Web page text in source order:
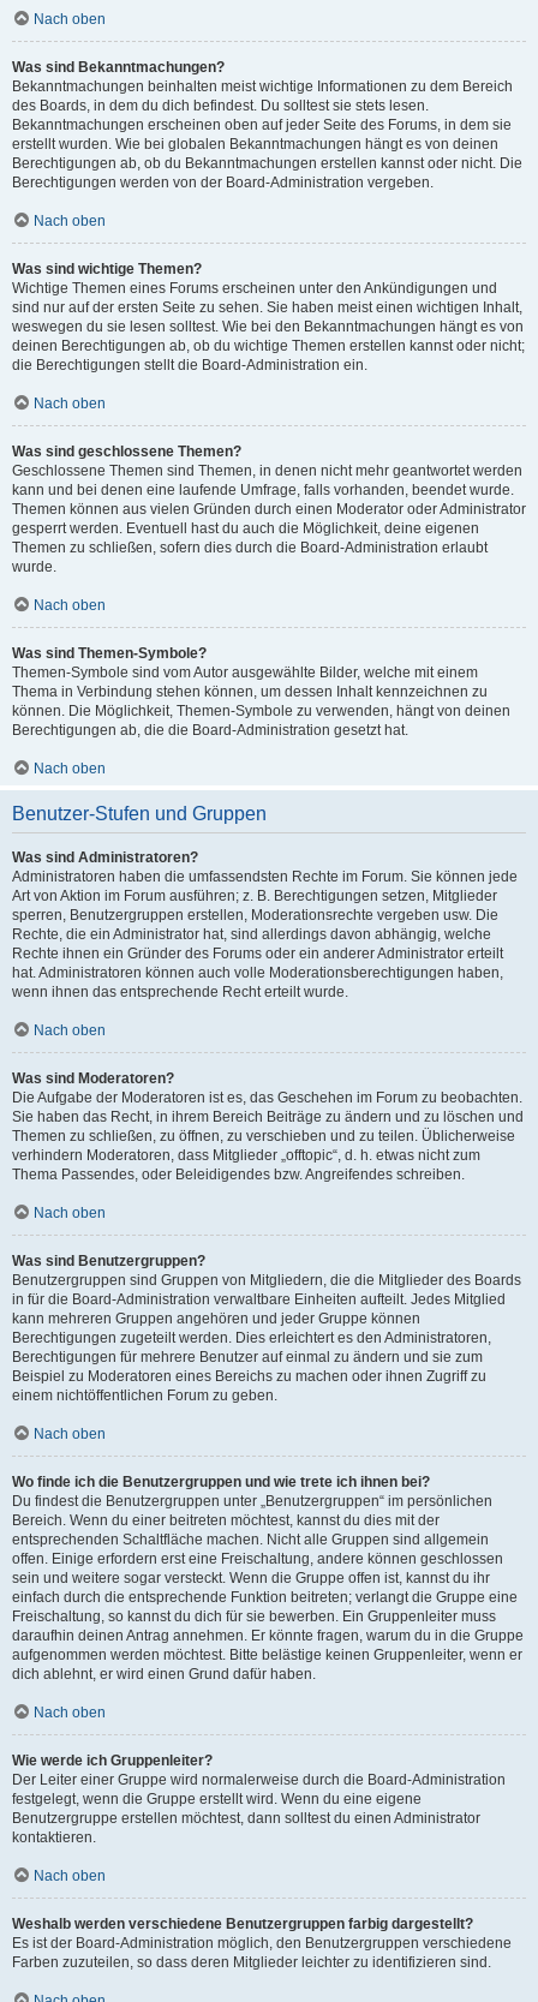
Nach oben
Was sind Bekanntmachungen?
Bekanntmachungen beinhalten meist wichtige Informationen zu dem Bereich
des Boards, in dem du dich befindest. Du solltest sie stets lesen.
Bekanntmachungen erscheinen oben auf jeder Seite des Forums, in dem sie
erstellt wurden. Wie bei globalen Bekanntmachungen hängt es von deinen
Berechtigungen ab, ob du Bekanntmachungen erstellen kannst oder nicht. Die
Berechtigungen werden von der Board-Administration vergeben.
Nach oben
Was sind wichtige Themen?
Wichtige Themen eines Forums erscheinen unter den Ankündigungen und
sind nur auf der ersten Seite zu sehen. Sie haben meist einen wichtigen Inhalt,
weswegen du sie lesen solltest. Wie bei den Bekanntmachungen hängt es von
deinen Berechtigungen ab, ob du wichtige Themen erstellen kannst oder nicht;
die Berechtigungen stellt die Board-Administration ein.
Nach oben
Was sind geschlossene Themen?
Geschlossene Themen sind Themen, in denen nicht mehr geantwortet werden
kann und bei denen eine laufende Umfrage, falls vorhanden, beendet wurde.
Themen können aus vielen Gründen durch einen Moderator oder Administrator
gesperrt werden. Eventuell hast du auch die Möglichkeit, deine eigenen
Themen zu schließen, sofern dies durch die Board-Administration erlaubt
wurde.
Nach oben
Was sind Themen-Symbole?
Themen-Symbole sind vom Autor ausgewählte Bilder, welche mit einem
Thema in Verbindung stehen können, um dessen Inhalt kennzeichnen zu
können. Die Möglichkeit, Themen-Symbole zu verwenden, hängt von deinen
Berechtigungen ab, die die Board-Administration gesetzt hat.
Nach oben
Benutzer-Stufen und Gruppen
Was sind Administratoren?
Administratoren haben die umfassendsten Rechte im Forum. Sie können jede
Art von Aktion im Forum ausführen; z. B. Berechtigungen setzen, Mitglieder
sperren, Benutzergruppen erstellen, Moderationsrechte vergeben usw. Die
Rechte, die ein Administrator hat, sind allerdings davon abhängig, welche
Rechte ihnen ein Gründer des Forums oder ein anderer Administrator erteilt
hat. Administratoren können auch volle Moderationsberechtigungen haben,
wenn ihnen das entsprechende Recht erteilt wurde.
Nach oben
Was sind Moderatoren?
Die Aufgabe der Moderatoren ist es, das Geschehen im Forum zu beobachten.
Sie haben das Recht, in ihrem Bereich Beiträge zu ändern und zu löschen und
Themen zu schließen, zu öffnen, zu verschieben und zu teilen. Üblicherweise
verhindern Moderatoren, dass Mitglieder „offtopic“, d. h. etwas nicht zum
Thema Passendes, oder Beleidigendes bzw. Angreifendes schreiben.
Nach oben
Was sind Benutzergruppen?
Benutzergruppen sind Gruppen von Mitgliedern, die die Mitglieder des Boards
in für die Board-Administration verwaltbare Einheiten aufteilt. Jedes Mitglied
kann mehreren Gruppen angehören und jeder Gruppe können
Berechtigungen zugeteilt werden. Dies erleichtert es den Administratoren,
Berechtigungen für mehrere Benutzer auf einmal zu ändern und sie zum
Beispiel zu Moderatoren eines Bereichs zu machen oder ihnen Zugriff zu
einem nichtöffentlichen Forum zu geben.
Nach oben
Wo finde ich die Benutzergruppen und wie trete ich ihnen bei?
Du findest die Benutzergruppen unter „Benutzergruppen“ im persönlichen
Bereich. Wenn du einer beitreten möchtest, kannst du dies mit der
entsprechenden Schaltfläche machen. Nicht alle Gruppen sind allgemein
offen. Einige erfordern erst eine Freischaltung, andere können geschlossen
sein und weitere sogar versteckt. Wenn die Gruppe offen ist, kannst du ihr
einfach durch die entsprechende Funktion beitreten; verlangt die Gruppe eine
Freischaltung, so kannst du dich für sie bewerben. Ein Gruppenleiter muss
daraufhin deinen Antrag annehmen. Er könnte fragen, warum du in die Gruppe
aufgenommen werden möchtest. Bitte belästige keinen Gruppenleiter, wenn er
dich ablehnt, er wird einen Grund dafür haben.
Nach oben
Wie werde ich Gruppenleiter?
Der Leiter einer Gruppe wird normalerweise durch die Board-Administration
festgelegt, wenn die Gruppe erstellt wird. Wenn du eine eigene
Benutzergruppe erstellen möchtest, dann solltest du einen Administrator
kontaktieren.
Nach oben
Weshalb werden verschiedene Benutzergruppen farbig dargestellt?
Es ist der Board-Administration möglich, den Benutzergruppen verschiedene
Farben zuzuteilen, so dass deren Mitglieder leichter zu identifizieren sind.